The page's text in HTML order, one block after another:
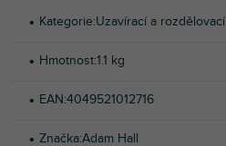
Kategorie:Uzavírací a rozdělovací
Hmotnost:1.1 kg
EAN:4049521012716
Značka:Adam Hall